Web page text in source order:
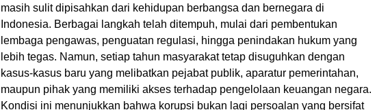
masih sulit dipisahkan dari kehidupan berbangsa dan bernegara di
Indonesia. Berbagai langkah telah ditempuh, mulai dari pembentukan
lembaga pengawas, penguatan regulasi, hingga penindakan hukum yang
lebih tegas. Namun, setiap tahun masyarakat tetap disuguhkan dengan
kasus-kasus baru yang melibatkan pejabat publik, aparatur pemerintahan,
maupun pihak yang memiliki akses terhadap pengelolaan keuangan negara.
Kondisi ini menunjukkan bahwa korupsi bukan lagi persoalan yang bersifat